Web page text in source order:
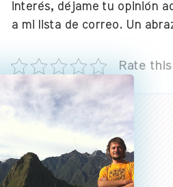
interés, déjame tu opinión
a mi lista de correo. Un
Rate